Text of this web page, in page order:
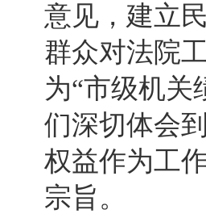
意见，建立
群众对法院
为“市级机关
们深切体会
权益作为工
宗旨。